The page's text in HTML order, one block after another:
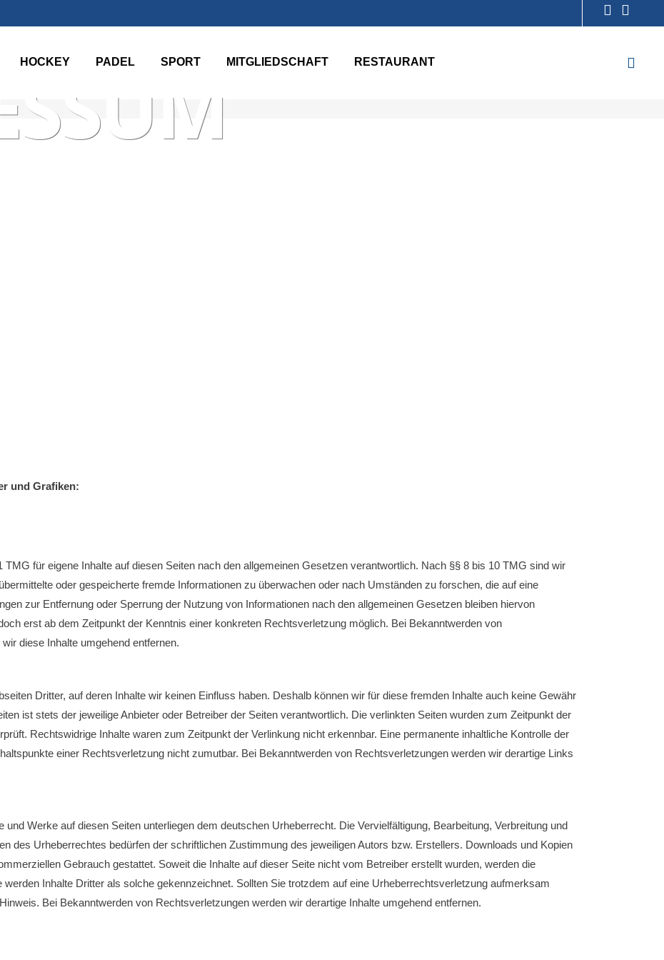
HOCKEY PADEL SPORT MITGLIEDSCHAFT RESTAURANT
und Grafiken:
für eigene Inhalte auf diesen Seiten nach den allgemeinen Gesetzen verantwortlich. Nach §§ 8 bis 10 TMG sind wir
oder gespeicherte fremde Informationen zu überwachen oder nach Umständen zu forschen, die auf eine
zur Entfernung oder Sperrung der Nutzung von Informationen nach den allgemeinen Gesetzen bleiben hiervon
erst ab dem Zeitpunkt der Kenntnis einer konkreten Rechtsverletzung möglich. Bei Bekanntwerden von
diese Inhalte umgehend entfernen.
Dritter, auf deren Inhalte wir keinen Einfluss haben. Deshalb können wir für diese fremden Inhalte auch keine Gewähr
ist stets der jeweilige Anbieter oder Betreiber der Seiten verantwortlich. Die verlinkten Seiten wurden zum Zeitpunkt der
Rechtswidrige Inhalte waren zum Zeitpunkt der Verlinkung nicht erkennbar. Eine permanente inhaltliche Kontrolle der
einer Rechtsverletzung nicht zumutbar. Bei Bekanntwerden von Rechtsverletzungen werden wir derartige Links
und Werke auf diesen Seiten unterliegen dem deutschen Urheberrecht. Die Vervielfältigung, Bearbeitung, Verbreitung und
des Urheberrechtes bedürfen der schriftlichen Zustimmung des jeweiligen Autors bzw. Erstellers. Downloads und Kopien
Gebrauch gestattet. Soweit die Inhalte auf dieser Seite nicht vom Betreiber erstellt wurden, werden die
Inhalte Dritter als solche gekennzeichnet. Sollten Sie trotzdem auf eine Urheberrechtsverletzung aufmerksam
Bei Bekanntwerden von Rechtsverletzungen werden wir derartige Inhalte umgehend entfernen.